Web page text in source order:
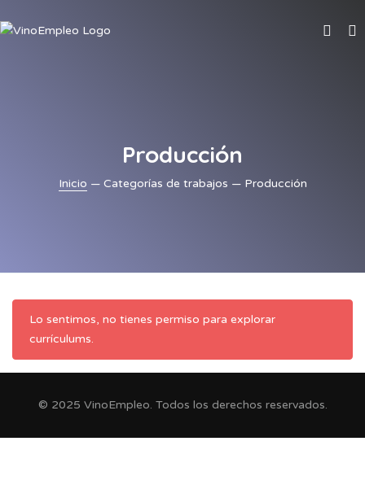
Producción
Inicio — Categorías de trabajos — Producción
Lo sentimos, no tienes permiso para explorar
currículums.
© 2025 VinoEmpleo. Todos los derechos reservados.